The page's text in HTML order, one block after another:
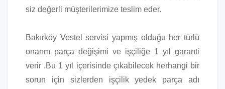
siz değerli müşterilerimize teslim eder.
Bakırköy Vestel servisi yapmış olduğu her türlü
onarım parça değişimi ve işçiliğe 1 yıl garanti
verir .Bu 1 yıl içerisinde çıkabilecek herhangi bir
sorun için sizlerden işçilik yedek parça adı